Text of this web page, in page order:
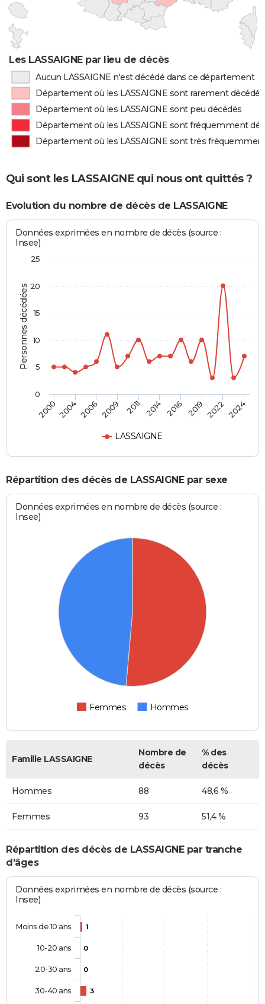
Les LASSAIGNE par lieu de décès
Aucun LASSAIGNE n'est décédé dans ce département
Département où les LASSAIGNE sont rarement décédés
Département où les LASSAIGNE sont peu décédés
Département où les LASSAIGNE sont fréquemment
Département où les LASSAIGNE sont très
Qui sont les LASSAIGNE qui nous ont quittés ?
Evolution du nombre de décès de LASSAIGNE
Personnes décédées
Données exprimées en nombre de décès (source :
Insee)
LASSAIGNE
2000200420062009 2011 2014 2016 2019 20222024
0
5
10
15
20
25
Répartition des décès de LASSAIGNE par sexe
Données exprimées en nombre de décès (source :
Insee)
Femmes Hommes
Famille LASSAIGNE
Nombre de
décès
% des
décès
Hommes 88 48,6 %
Femmes 93 51,4 %
Répartition des décès de LASSAIGNE par tranche
d'âges
Données exprimées en nombre de décès (source :
Insee)
1
0
0
3
Moins de 10 ans
10-20 ans
20-30 ans
30-40 ans